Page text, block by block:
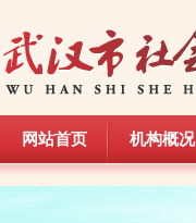
网站首页
网站首页
机构概况
机构概况